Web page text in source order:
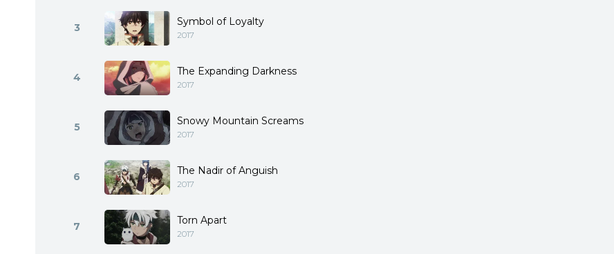
3 Symbol of Loyalty
2017
4 The Expanding Darkness
2017
5 Snowy Mountain Screams
2017
6 The Nadir of Anguish
2017
7 Torn Apart
2017